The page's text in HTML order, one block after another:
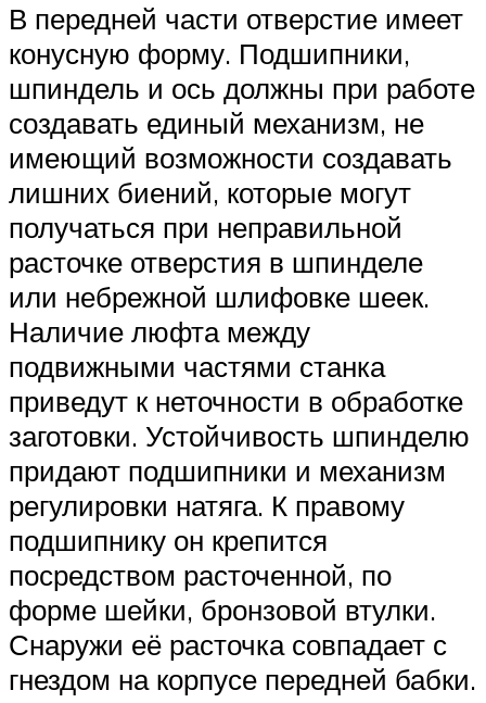
В передней части отверстие имеет
конусную форму. Подшипники,
шпиндель и ось должны при работе
создавать единый механизм, не
имеющий возможности создавать
лишних биений, которые могут
получаться при неправильной
расточке отверстия в шпинделе
или небрежной шлифовке шеек.
Наличие люфта между
подвижными частями станка
приведут к неточности в обработке
заготовки. Устойчивость шпинделю
придают подшипники и механизм
регулировки натяга. К правому
подшипнику он крепится
посредством расточенной, по
форме шейки, бронзовой втулки.
Снаружи её расточка совпадает с
гнездом на корпусе передней бабки.